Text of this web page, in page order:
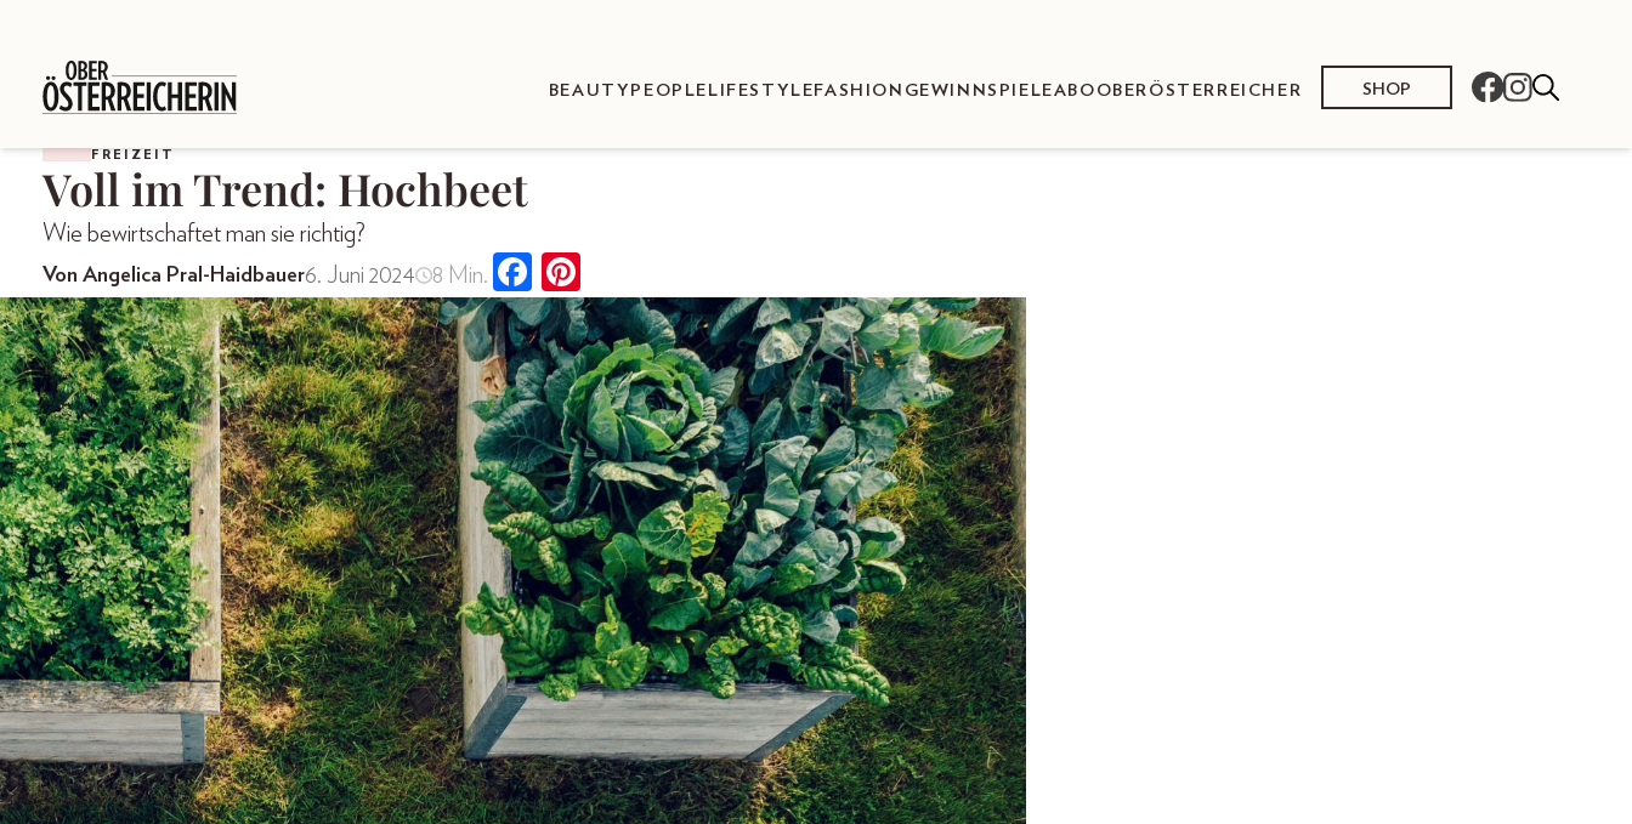
BEAUTY PEOPLE LIFESTYLEFASHION GEWINNSPIELEABO OBERÖSTERREICHER SHOP
FREIZEIT
Voll im Trend: Hochbeet
Wie bewirtschaftet man sie richtig?
Von Angelica Pral-Haidbauer6. Juni 2024 8 Min.